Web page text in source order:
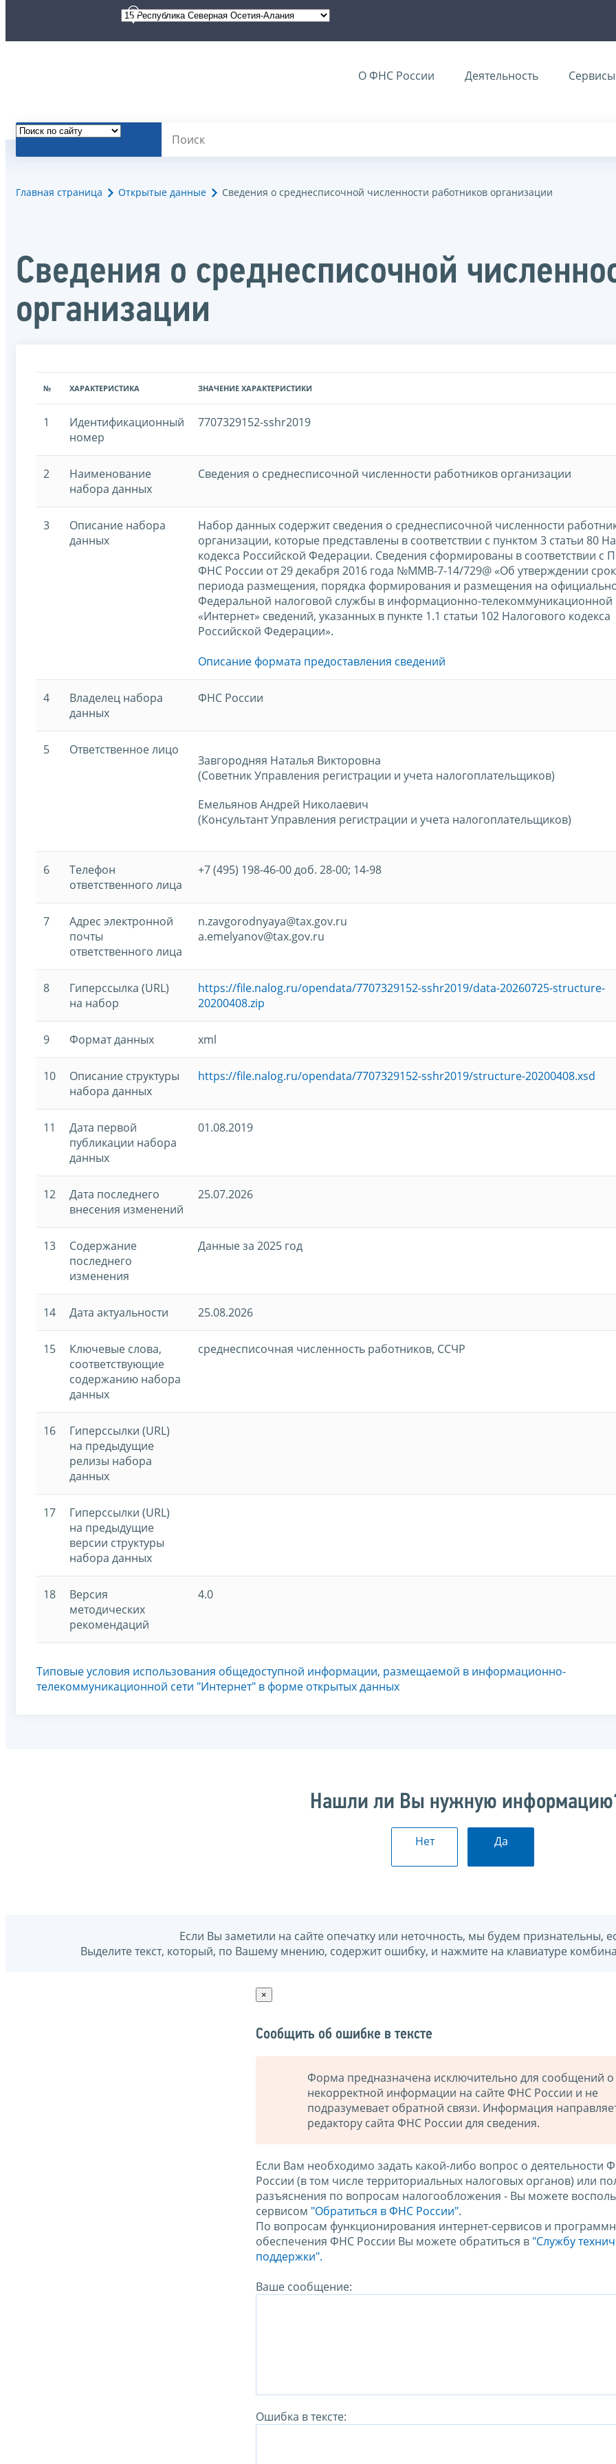
О ФНС России Деятельность Сервисы
Главная страница Открытые данные Сведения о среднесписочной численности работников организации
Сведения о среднесписочной
организации
№ ХАРАКТЕРИСТИКА ЗНАЧЕНИЕ ХАРАКТЕРИСТИКИ
1
Идентификационный
номер
7707329152-sshr2019
2
Наименование
набора данных
Сведения о среднесписочной численности работников организации
3
Описание набора
данных
Набор данных содержит сведения о среднесписочной численности
организации, которые представлены в соответствии с пунктом 3 статьи 80
кодекса Российской Федерации. Сведения сформированы в соответствии с
ФНС России от 29 декабря 2016 года №ММВ-7-14/729@ «Об утверждении
периода размещения, порядка формирования и размещения на
Федеральной налоговой службы в информационно-телекоммуникационной
«Интернет» сведений, указанных в пункте 1.1 статьи 102 Налогового кодекса
Российской Федерации».
Описание формата предоставления сведений
4
Владелец набора
данных
ФНС России
5 Ответственное лицо
Завгородняя Наталья Викторовна
(Советник Управления регистрации и учета налогоплательщиков)
Емельянов Андрей Николаевич
(Консультант Управления регистрации и учета налогоплательщиков)
6
Телефон
ответственного лица
+7 (495) 198-46-00 доб. 28-00; 14-98
7
Адрес электронной
почты
ответственного лица
n.zavgorodnyaya@tax.gov.ru
a.emelyanov@tax.gov.ru
8
Гиперссылка (URL)
на набор
https://file.nalog.ru/opendata/7707329152-sshr2019/data-20260725-structure-
20200408.zip
9 Формат данных xml
10
Описание структуры
набора данных
https://file.nalog.ru/opendata/7707329152-sshr2019/structure-20200408.xsd
11
Дата первой
публикации набора
данных
01.08.2019
12
Дата последнего
внесения изменений
25.07.2026
13
Содержание
последнего
изменения
Данные за 2025 год
14 Дата актуальности 25.08.2026
15
Ключевые слова,
соответствующие
содержанию набора
данных
среднесписочная численность работников, ССЧР
16
Гиперссылки (URL)
на предыдущие
релизы набора
данных
17
Гиперссылки (URL)
на предыдущие
версии структуры
набора данных
18
Версия
методических
рекомендаций
4.0
Типовые условия использования общедоступной информации, размещаемой в информационно-
телекоммуникационной сети "Интернет" в форме открытых данных
Нашли ли Вы нужную
Нет Да
Если Вы заметили на сайте опечатку или неточность, мы будем признательны,
Выделите текст, который, по Вашему мнению, содержит ошибку, и нажмите на клавиатуре
×
Сообщить об ошибке в тексте
Форма предназначена исключительно для сообщений о
некорректной информации на сайте ФНС России и не
подразумевает обратной связи. Информация
редактору сайта ФНС России для сведения.
Если Вам необходимо задать какой-либо вопрос о деятельности
России (в том числе территориальных налоговых органов) или
разъяснения по вопросам налогообложения - Вы можете
сервисом "Обратиться в ФНС России".
По вопросам функционирования интернет-сервисов и
обеспечения ФНС России Вы можете обратиться в "Службу
поддержки".
Ваше сообщение:
Ошибка в тексте: